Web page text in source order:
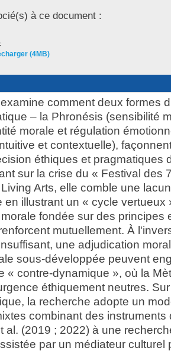
à ce document :
(4MB)
comment deux formes
– la Phronésis (sensibilité
morale et régulation
et contextuelle),
éthiques et pragmatiques
sur la crise du « Festival des
Arts, elle comble une
en illustrant un « cycle vertueux
fondée sur des principes
mutuellement. À
une adjudication
sous-développée peuvent
« contre-dynamique », où la
éthiquement neutres.
la recherche adopte un
combinant des instruments
al. (2019 ; 2022) à une
par un médiateur culturel